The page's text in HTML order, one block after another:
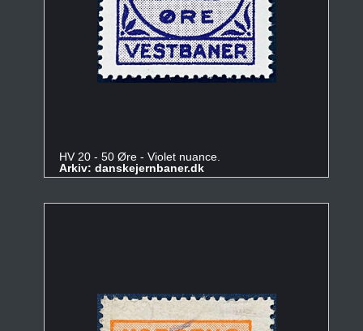
HV 20 - 50 Øre - Violet nuance.
Arkiv: danskejernbaner.dk